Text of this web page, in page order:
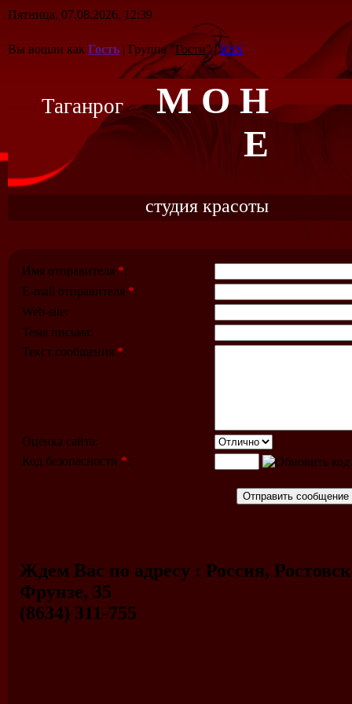
Пятница, 07.08.2026, 12:39
Вы вошли как Гость | Группа "Гости" |RSS
ТаганрогM О Н
Е
студия красоты
Имя отправителя *:
E-mail отправителя *:
Web-site:
Тема письма:
Текст сообщения *:
Оценка сайта:
Код безопасности *:
Ждем Вас по адресу : Россия,
Фрунзе, 35
(8634) 311-755